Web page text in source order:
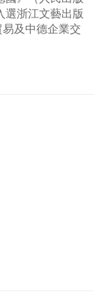
選浙江文藝出版
及中德企業交